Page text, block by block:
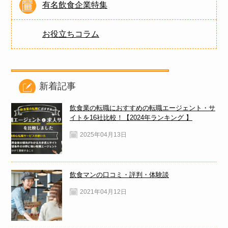
有名飲食企業特集
お役立ちコラム
新着記事
飲食業の転職におすすめの転職エージェント・サ
イトを16社比較！【2024年ランキング 】
2025年04月13日
飲食マンの口コミ・評判・体験談
2021年04月12日